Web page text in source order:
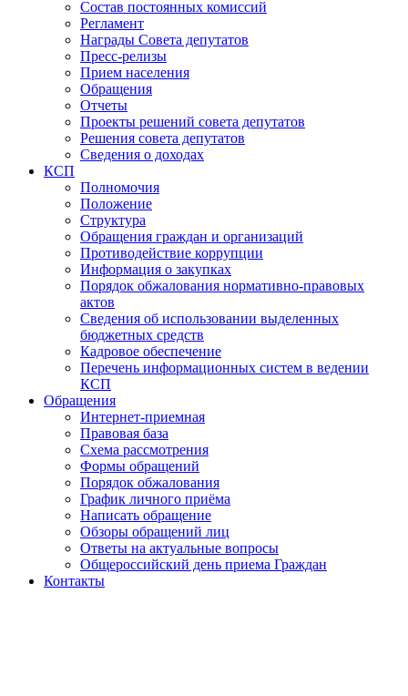
Состав постоянных комиссий
Регламент
Награды Совета депутатов
Пресс-релизы
Прием населения
Обращения
Отчеты
Проекты решений совета депутатов
Решения совета депутатов
Сведения о доходах
КСП
Полномочия
Положение
Структура
Обращения граждан и организаций
Противодействие коррупции
Информация о закупках
Порядок обжалования нормативно-правовых
актов
Сведения об использовании выделенных
бюджетных средств
Кадровое обеспечение
Перечень информационных систем в ведении
КСП
Обращения
Интернет-приемная
Правовая база
Схема рассмотрения
Формы обращений
Порядок обжалования
График личного приёма
Написать обращение
Обзоры обращений лиц
Ответы на актуальные вопросы
Общероссийский день приема Граждан
Контакты